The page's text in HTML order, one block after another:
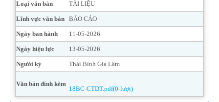
Loại văn bản TÀI LIỆU
Lĩnh vực văn bản BÁO CÁO
Ngày ban hành 11-05-2026
Ngày hiệu lực 13-05-2026
Người ký Thái Bình Gia Lâm
Văn bản đính kèm
18BC-CTDT.pdf(0-lượt)